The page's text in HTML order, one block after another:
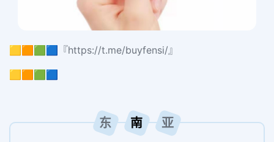
🟨🟧🟩🟦『https://t.me/buyfensi/』
🟨🟧🟩🟦
东 南 亚